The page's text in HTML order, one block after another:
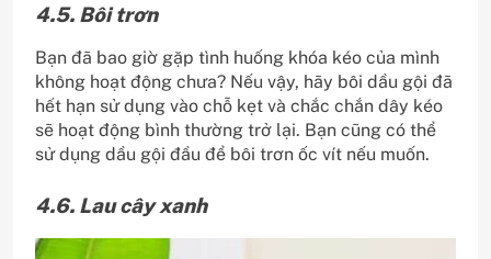
4.5. Bôi trơn
Bạn đã bao giờ gặp tình huống khóa kéo của mình
không hoạt động chưa? Nếu vậy, hãy bôi dầu gội đã
hết hạn sử dụng vào chỗ kẹt và chắc chắn dây kéo
sẽ hoạt động bình thường trở lại. Bạn cũng có thể
sử dụng dầu gội đầu để bôi trơn ốc vít nếu muốn.
4.6. Lau cây xanh